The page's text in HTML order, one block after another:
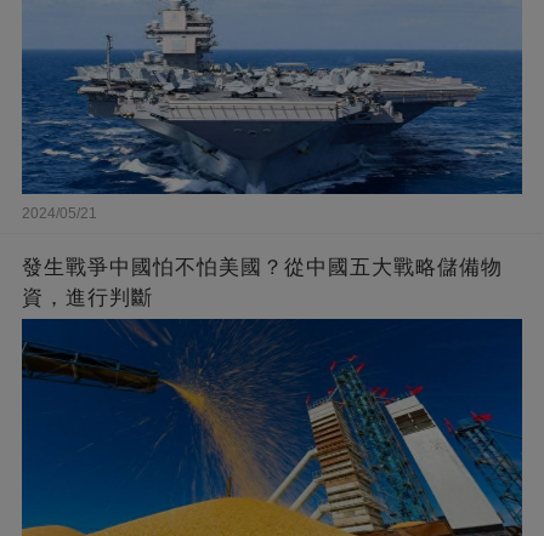
2024/05/21
發生戰爭中國怕不怕美國？從中國五大戰略儲備物
資，進行判斷